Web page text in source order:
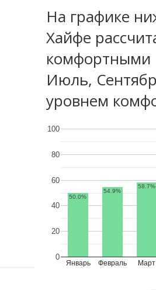
На графике
Хайфе
комфортными
Июль,
уровнем
Январь Февраль Март
0
20
40
60
80
100
50.0%
54.9%
58.7%